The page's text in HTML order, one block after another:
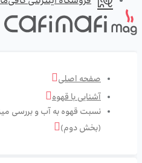
صفحه اصلی
آشنایی با قهوه
نسبت قهوه به آب و بررسی
(بخش دوم)